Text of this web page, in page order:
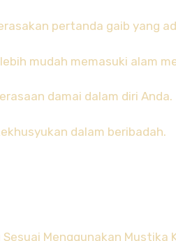
pertanda gaib yang
mudah memasuki alam
damai dalam diri Anda.
dalam beribadah.
Sesuai Menggunakan Mustika